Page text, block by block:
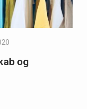
og